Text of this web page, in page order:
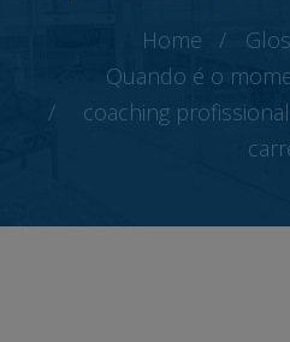
Home
Quando é o
coaching